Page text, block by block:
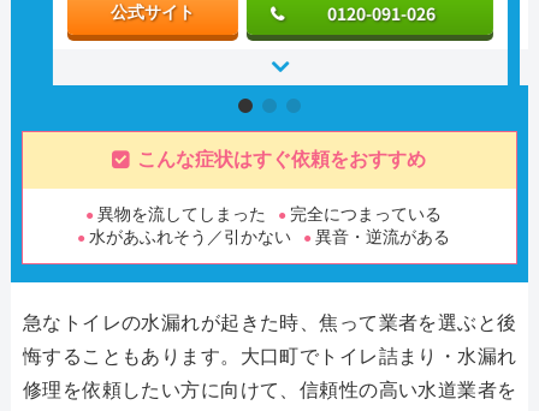
公式サイト 0120-091-026
こんな症状はすぐ依頼をおすすめ
異物を流してしまった
完全につまっている
水があふれそう／引かない
異音・逆流がある
急なトイレの水漏れが起きた時、焦って業者を選ぶと後
悔することもあります。大口町でトイレ詰まり・水漏れ
修理を依頼したい方に向けて、信頼性の高い水道業者を